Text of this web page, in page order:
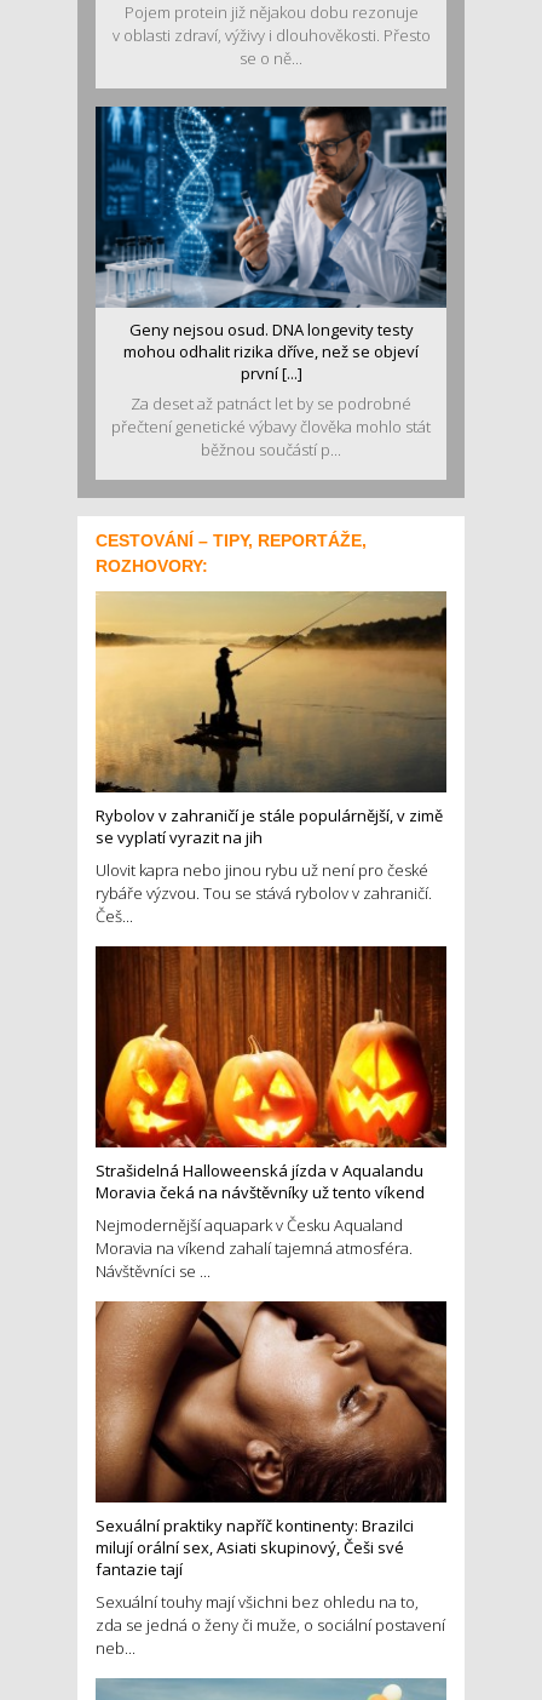
Pojem protein již nějakou dobu rezonuje
v oblasti zdraví, výživy i dlouhověkosti. Přesto
se o ně...
Geny nejsou osud. DNA longevity testy
mohou odhalit rizika dříve, než se objeví
první [...]
Za deset až patnáct let by se podrobné
přečtení genetické výbavy člověka mohlo stát
běžnou součástí p...
CESTOVÁNÍ – TIPY, REPORTÁŽE,
ROZHOVORY:
Rybolov v zahraničí je stále populárnější, v zimě
se vyplatí vyrazit na jih
Ulovit kapra nebo jinou rybu už není pro české
rybáře výzvou. Tou se stává rybolov v zahraničí.
Češ...
Strašidelná Halloweenská jízda v Aqualandu
Moravia čeká na návštěvníky už tento víkend
Nejmodernější aquapark v Česku Aqualand
Moravia na víkend zahalí tajemná atmosféra.
Návštěvníci se ...
Sexuální praktiky napříč kontinenty: Brazilci
milují orální sex, Asiati skupinový, Češi své
fantazie tají
Sexuální touhy mají všichni bez ohledu na to,
zda se jedná o ženy či muže, o sociální postavení
neb...